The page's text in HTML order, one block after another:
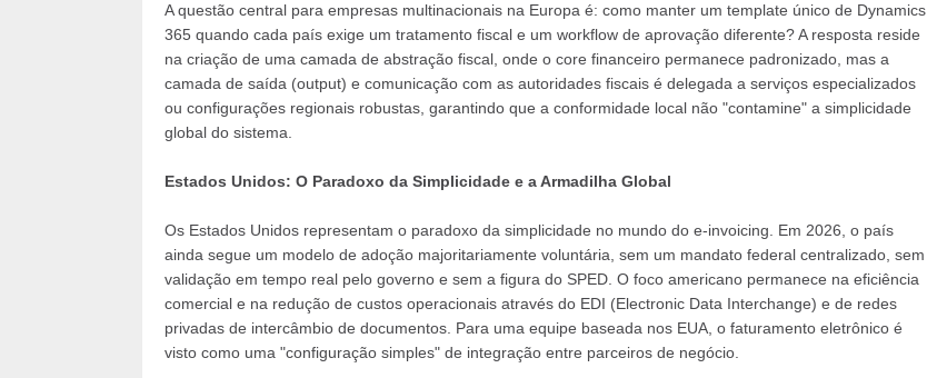
A questão central para empresas multinacionais na Europa é: como manter um template único de Dynamics
365 quando cada país exige um tratamento fiscal e um workflow de aprovação diferente? A resposta reside
na criação de uma camada de abstração fiscal, onde o core financeiro permanece padronizado, mas a
camada de saída (output) e comunicação com as autoridades fiscais é delegada a serviços especializados
ou configurações regionais robustas, garantindo que a conformidade local não "contamine" a simplicidade
global do sistema.
Estados Unidos: O Paradoxo da Simplicidade e a Armadilha Global
Os Estados Unidos representam o paradoxo da simplicidade no mundo do e-invoicing. Em 2026, o país
ainda segue um modelo de adoção majoritariamente voluntária, sem um mandato federal centralizado, sem
validação em tempo real pelo governo e sem a figura do SPED. O foco americano permanece na eficiência
comercial e na redução de custos operacionais através do EDI (Electronic Data Interchange) e de redes
privadas de intercâmbio de documentos. Para uma equipe baseada nos EUA, o faturamento eletrônico é
visto como uma "configuração simples" de integração entre parceiros de negócio.